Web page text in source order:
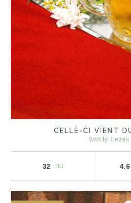
CELLE-CI VIENT
Světlý Ležák
32 IBU